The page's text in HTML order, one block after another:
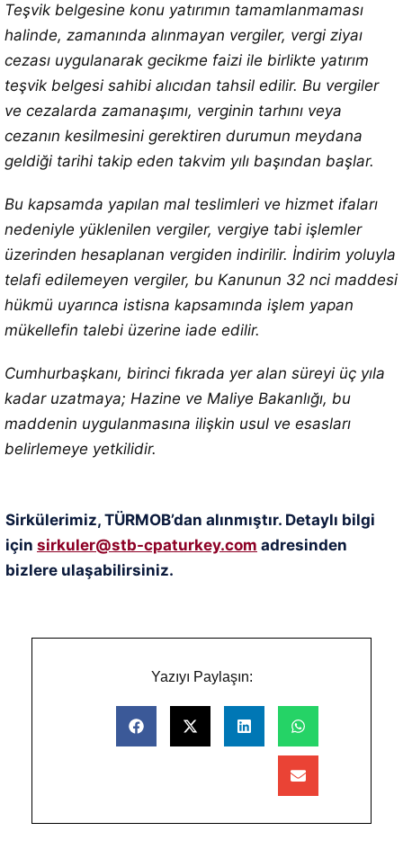
Teşvik belgesine konu yatırımın tamamlanmaması
halinde, zamanında alınmayan vergiler, vergi ziyaı
cezası uygulanarak gecikme faizi ile birlikte yatırım
teşvik belgesi sahibi alıcıdan tahsil edilir. Bu vergiler
ve cezalarda zamanaşımı, verginin tarhını veya
cezanın kesilmesini gerektiren durumun meydana
geldiği tarihi takip eden takvim yılı başından başlar.
Bu kapsamda yapılan mal teslimleri ve hizmet ifaları
nedeniyle yüklenilen vergiler, vergiye tabi işlemler
üzerinden hesaplanan vergiden indirilir. İndirim yoluyla
telafi edilemeyen vergiler, bu Kanunun 32 nci maddesi
hükmü uyarınca istisna kapsamında işlem yapan
mükellefin talebi üzerine iade edilir.
Cumhurbaşkanı, birinci fıkrada yer alan süreyi üç yıla
kadar uzatmaya; Hazine ve Maliye Bakanlığı, bu
maddenin uygulanmasına ilişkin usul ve esasları
belirlemeye yetkilidir.
Sirkülerimiz, TÜRMOB’dan alınmıştır. Detaylı bilgi
için sirkuler@stb-cpaturkey.com adresinden
bizlere ulaşabilirsiniz.
Yazıyı Paylaşın: